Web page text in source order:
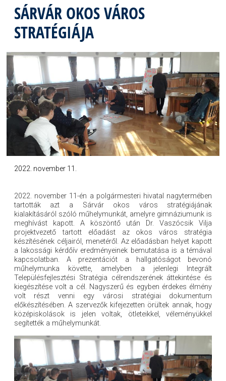
SÁRVÁR OKOS VÁROS
STRATÉGIÁJA
2022. november 11-én a polgármesteri hivatal nagytermében
tartották azt a Sárvár okos város stratégiájának
kialakításáról szóló műhelymunkát, amelyre gimnáziumunk is
meghívást kapott. A köszöntő után Dr. Vaszócsik Vilja
projektvezető tartott előadást az okos város stratégia
készítésének céljairól, menetéről. Az előadásban helyet kapott
a lakossági kérdőív eredményeinek bemutatása is a témával
kapcsolatban. A prezentációt a hallgatóságot bevonó
műhelymunka követte, amelyben a jelenlegi Integrált
Településfejlesztési Stratégia célrendszerének áttekintése és
kiegészítése volt a cél. Nagyszerű és egyben érdekes élmény
volt részt venni egy városi stratégiai dokumentum
előkészítésében. A szervezők kifejezetten örültek annak, hogy
középiskolások is jelen voltak, ötleteikkel, véleményükkel
segítették a műhelymunkát.
2022. november 11.